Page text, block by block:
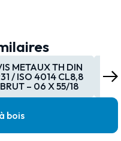
METAUX TH DIN
/ ISO 4014 CL8,8
BRUT – 06 X 55/18
bois